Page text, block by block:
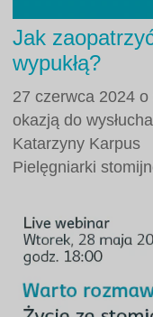
Jak
wypukłą?
27 czerwca 2024
okazją do
Katarzyny Karpus
Pielęgniarki